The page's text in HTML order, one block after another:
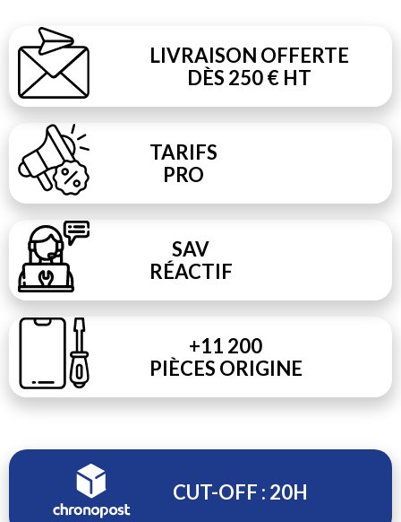
LIVRAISON OFFERTE
DÈS 250 € HT
TARIFS
PRO
SAV
RÉACTIF
+11 200
PIÈCES ORIGINE
CUT-OFF : 20H